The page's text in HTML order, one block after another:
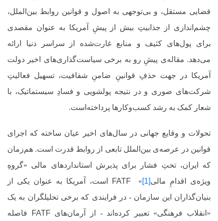
قضایی مستقل، و بی‌توجهی به اصول و قوانین روابط بین‌الملل،
چشم‌اندازی از جذابیتِ بیش از پیشِ آمریکا به عنوان مقصدی
برای پول‌های کثیف و منابع غارت‌شده از سراسر دنیا ارائه
می‌دهد. مقاله‌ی پیشِ رو به برخی سیاست‌گذاری‌های اخیر دولت
آمریکا در جهت حذفِ قوانینِ ضامنِ شفافیت، تسهیل فعالیتِ
شرکت‌های صوری و در نتیجه پولشویی و فسادِ سیستماتیک، با
شعار کمک به رشد کسب‌وکارها پرداخته‌است.
تحولات و وقایع جهانی در سال‌های اخیر عیان ساخته که اجرای
قوانین در عرصه‌ی بین‌الملل تابعی از روابط قدرت است. هم‌زمان
که ایران، تحتِ فشار برای پذیرش استانداردهای مالی «گروهِ
ویژه‌ی اقدامِ مالی[1]
»
FATF
است، آمریکا به عنوان یکی از
بنیان‌گذاران این سازمان- در فرایندی که برخی تحلیلگران به یک
«انقلاب فرهنگی» تعبیر کرده‌اند - از آرمان‌هایFATFفاصله